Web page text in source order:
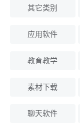
其它类别
应用软件
教育教学
素材下载
聊天软件